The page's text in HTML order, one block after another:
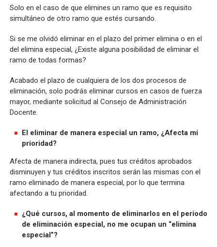
Solo en el caso de que elimines un ramo que es requisito
simultáneo de otro ramo que estés cursando.
Si se me olvidó eliminar en el plazo del primer elimina o en el
del elimina especial, ¿Existe alguna posibilidad de eliminar el
ramo de todas formas?
Acabado el plazo de cualquiera de los dos procesos de
eliminación, solo podrás eliminar cursos en casos de fuerza
mayor, mediante solicitud al Consejo de Administración
Docente.
El eliminar de manera especial un ramo, ¿Afecta mi
prioridad?
Afecta de manera indirecta, pues tus créditos aprobados
disminuyen y tus créditos inscritos serán las mismas con el
ramo eliminado de manera especial, por lo que termina
afectando a tu prioridad.
¿Qué cursos, al momento de eliminarlos en el período
de eliminación especial, no me ocupan un “elimina
especial”?